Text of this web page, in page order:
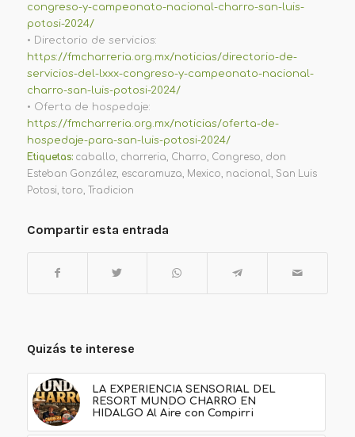
congreso-y-campeonato-nacional-charro-san-luis-
potosi-2024/
• Directorio de servicios:
https://fmcharreria.org.mx/noticias/directorio-de-
servicios-del-lxxx-congreso-y-campeonato-nacional-
charro-san-luis-potosi-2024/
• Oferta de hospedaje:
https://fmcharreria.org.mx/noticias/oferta-de-
hospedaje-para-san-luis-potosi-2024/
Etiquetas: caballo, charreria, Charro, Congreso, don
Esteban González, escaramuza, Mexico, nacional, San Luis
Potosi, toro, Tradicion
Compartir esta entrada
Quizás te interese
LA EXPERIENCIA SENSORIAL DEL
RESORT MUNDO CHARRO EN
HIDALGO Al Aire con Compirri